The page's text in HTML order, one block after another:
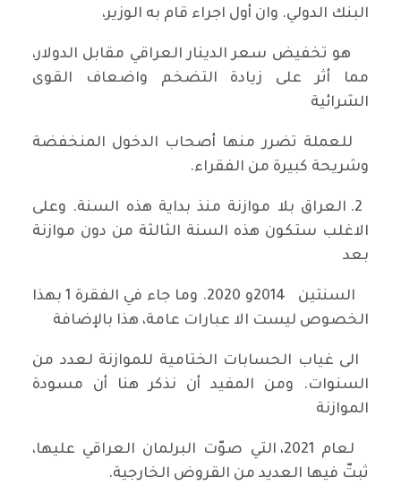
البنك الدولي. وان أول اجراء قام به الوزير،
هو تخفيض سعر الدينار العراقي مقابل الدولار،
مما أثر على زيادة التضخم واضعاف القوى
الشرائية
للعملة تضرر منها أصحاب الدخول المنخفضة
وشريحة كبيرة من الفقراء.
2. العراق بلا موازنة منذ بداية هذه السنة. وعلى
الاغلب ستكون هذه السنة الثالثة من دون موازنة
بعد
السنتين 2014و 2020. وما جاء في الفقرة 1 بهذا
الخصوص ليست الا عبارات عامة، هذا بالإضافة
الى غياب الحسابات الختامية للموازنة لعدد من
السنوات. ومن المفيد أن نذكر هنا أن مسودة
الموازنة
لعام 2021، التي صوّت البرلمان العراقي عليها،
ثبتّ فيها العديد من القروض الخارجية.